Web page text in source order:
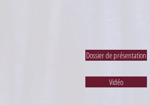
Dossier de présentation
Vidéo